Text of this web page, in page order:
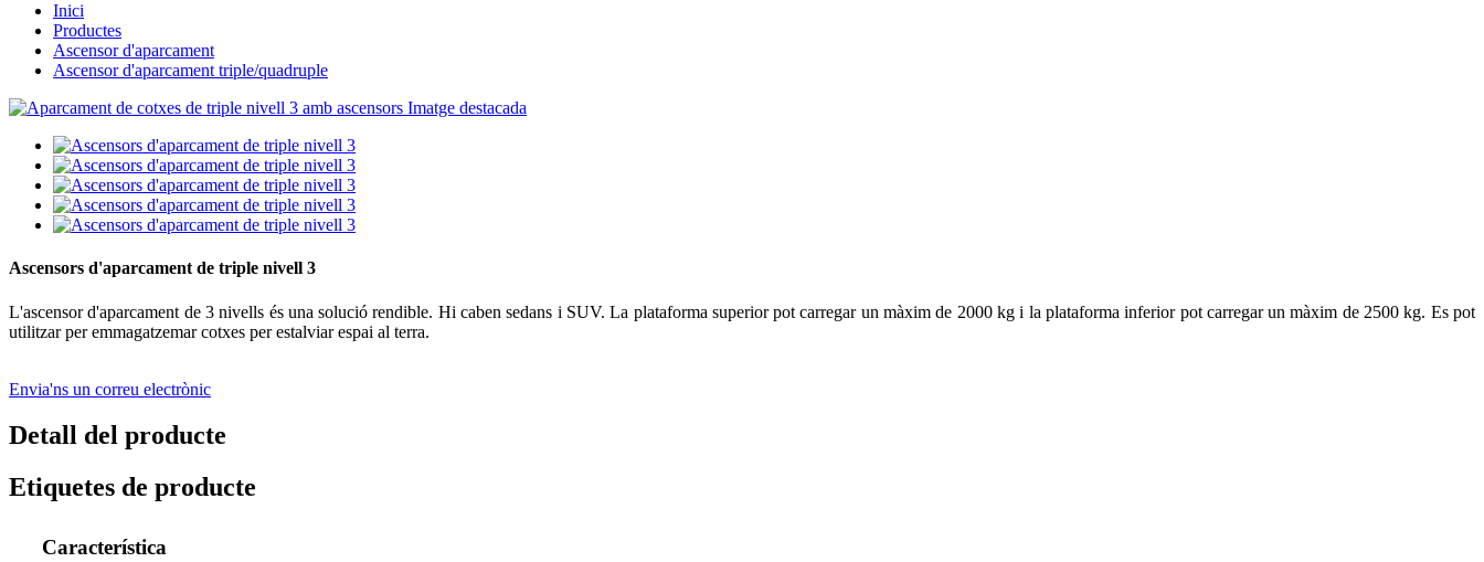
Inici
Productes
Ascensor d'aparcament
Ascensor d'aparcament triple/quadruple
Ascensors d'aparcament de triple nivell 3
L'ascensor d'aparcament de 3 nivells és una solució rendible. Hi caben sedans i SUV. La plataforma superior pot carregar un màxim de 2000 kg i la plataforma inferior pot carregar un màxim de 2500 kg. Es pot
utilitzar per emmagatzemar cotxes per estalviar espai al terra.
Envia'ns un correu electrònic
Detall del producte
Etiquetes de producte
Característica